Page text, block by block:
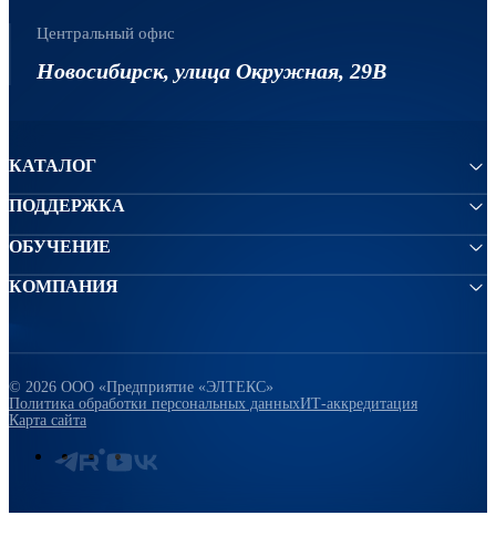
Центральный офис
Новосибирск, улица Окружная, 29В
КАТАЛОГ
ПОДДЕРЖКА
ОБУЧЕНИЕ
КОМПАНИЯ
© 2026 ООО «Предприятие «ЭЛТЕКС»
Политика обработки персональных данныхИТ-аккредитация
Карта сайта